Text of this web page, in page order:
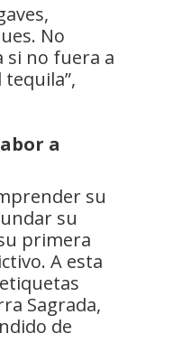
No
si no fuera a
a
su
su
primera
A esta
Sagrada,
de